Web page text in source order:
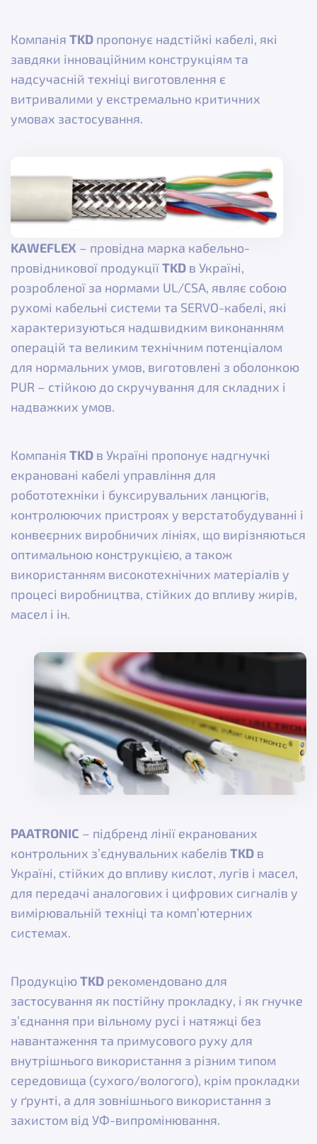
Компанія TKD пропонує надстійкі кабелі, які
завдяки інноваційним конструкціям та
надсучасній техніці виготовлення є
витривалими у екстремально критичних
умовах застосування.
KAWEFLEX – провідна марка кабельно-
провідникової продукціїTKD в Україні,
розробленої за нормами UL/CSА, являє собою
рухомі кабельні системи та SERVO-кабелі, які
характеризуються надшвидким виконанням
операцій та великим технічним потенціалом
для нормальних умов, виготовлені з оболонкою
PUR – стійкою до скручування для складних і
надважких умов.
Компанія TKD в Україні пропонує надгнучкі
екрановані кабелі управління для
робототехніки і буксирувальних ланцюгів,
контролюючих пристроях у верстатобудуванні і
конвеєрних виробничих лініях, що вирізняються
оптимальною конструкцією, а також
використанням високотехнічних матеріалів у
процесі виробництва, стійких до впливу жирів,
масел і ін.
PAATRONIC – підбренд лінії екранованих
контрольних з’єднувальних кабелів TKD в
Україні, стійких до впливу кислот, лугів і масел,
для передачі аналогових і цифрових сигналів у
вимірювальній техніці та комп’ютерних
системах.
ПродукціюTKD рекомендовано для
застосування як постійну прокладку, і як гнучке
з’єднання при вільному русі і натяжці без
навантаження та примусового руху для
внутрішнього використання з різним типом
середовища (сухого/вологого), крім прокладки
у ґрунті, а для зовнішнього використання з
захистом від УФ-випромінювання.